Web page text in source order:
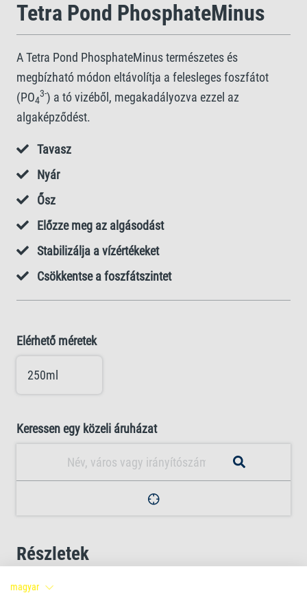
Tetra Pond PhosphateMinus
A Tetra Pond PhosphateMinus természetes és
megbízható módon eltávolítja a felesleges foszfátot
(PO4
3-) a tó vizéből, megakadályozva ezzel az
algaképződést.
Tavasz
Nyár
Ősz
Előzze meg az algásodást
Stabilizálja a vízértékeket
Csökkentse a foszfátszintet
Elérhető méretek
250ml
Keressen egy közeli áruházat
Részletek
Csökkenti a foszfáttartalmat, ezzel megakadályozza az
magyar